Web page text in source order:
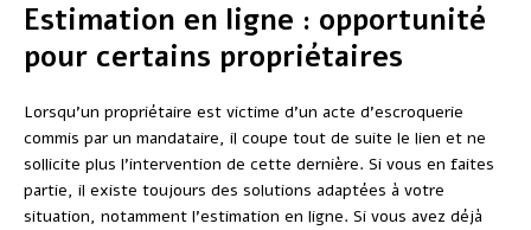
Estimation en ligne : opportunité
pour certains propriétaires
Lorsqu’un propriétaire est victime d’un acte d’escroquerie
commis par un mandataire, il coupe tout de suite le lien et ne
sollicite plus l’intervention de cette dernière. Si vous en faites
partie, il existe toujours des solutions adaptées à votre
situation, notamment l’estimation en ligne. Si vous avez déjà